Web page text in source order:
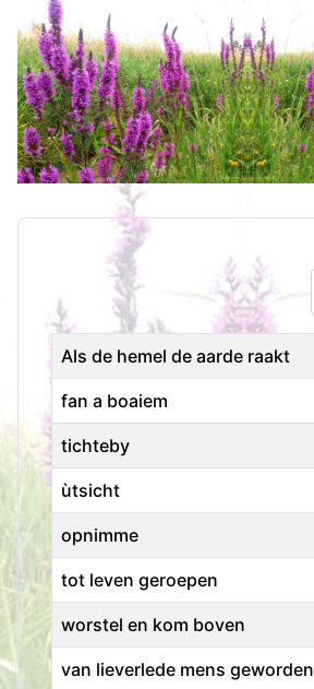
Titel
Als de hemel de aarde raakt
fan a boaiem
tichteby
ùtsicht
opnimme
tot leven geroepen
worstel en kom boven
van lieverlede mens geworden